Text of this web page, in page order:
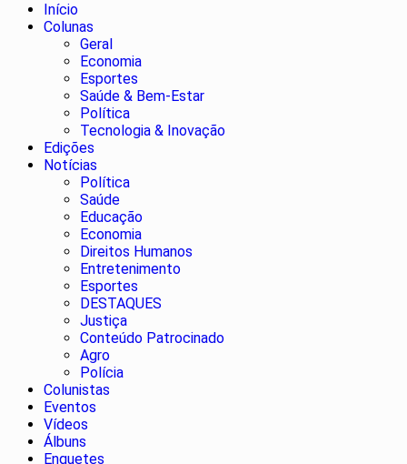
Início
Colunas
Geral
Economia
Esportes
Saúde & Bem-Estar
Política
Tecnologia & Inovação
Edições
Notícias
Política
Saúde
Educação
Economia
Direitos Humanos
Entretenimento
Esportes
DESTAQUES
Justiça
Conteúdo Patrocinado
Agro
Polícia
Colunistas
Eventos
Vídeos
Álbuns
Enquetes